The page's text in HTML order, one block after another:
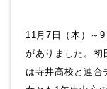
11月7日（木）～
がありました。初
は寺井高校と連合